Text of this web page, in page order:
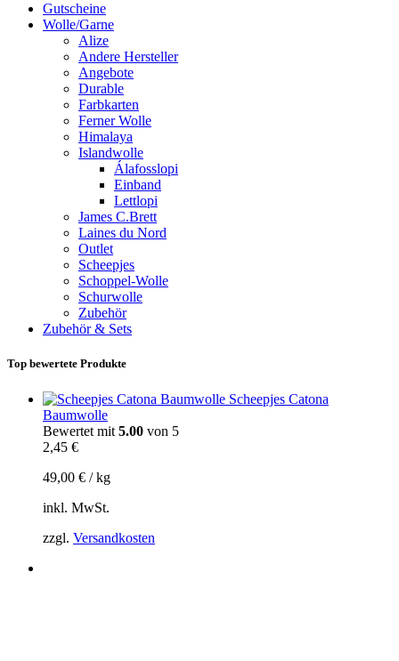
Gutscheine
Wolle/Garne
Alize
Andere Hersteller
Angebote
Durable
Farbkarten
Ferner Wolle
Himalaya
Islandwolle
Álafosslopi
Einband
Lettlopi
James C.Brett
Laines du Nord
Outlet
Scheepjes
Schoppel-Wolle
Schurwolle
Zubehör
Zubehör & Sets
Top bewertete Produkte
Scheepjes Catona
Baumwolle
Bewertet mit 5.00 von 5
2,45 €
49,00 € /kg
inkl. MwSt.
zzgl. Versandkosten